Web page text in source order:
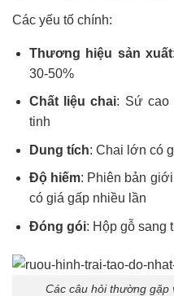
Các yếu tố chính:
Thương hiệu sản xuất
30-50%
Chất liệu chai: Sứ cao
tinh
Dung tích: Chai lớn có
Độ hiếm: Phiên bản
có giá gấp nhiều lần
Đóng gói: Hộp gỗ sang
Các câu hỏi thường gặp